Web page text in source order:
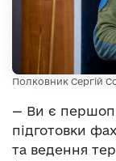
Полковник Сергій
— Ви є
підготовки
та ведення